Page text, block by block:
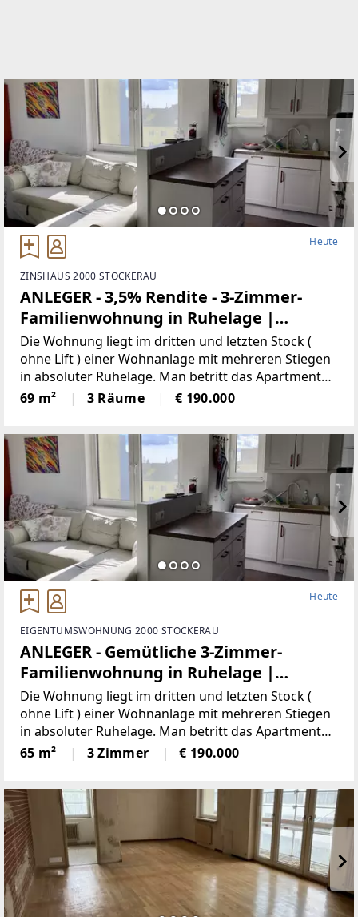
Heute
ZINSHAUS 2000 STOCKERAU
ANLEGER - 3,5% Rendite - 3-Zimmer-
Familienwohnung in Ruhelage |
Zellmann Immobilien
Die Wohnung liegt im dritten und letzten Stock (
ohne Lift ) einer Wohnanlage mit mehreren Stiegen
in absoluter Ruhelage. Man betritt das Apartment
und ist von der unglaublichen Helligkeit des Entrees
überrascht. Neben ansprechenden Naßräumen, ist
69 m² 3 Räume € 190.000
Heute
EIGENTUMSWOHNUNG 2000 STOCKERAU
ANLEGER - Gemütliche 3-Zimmer-
Familienwohnung in Ruhelage |
Zellmann Immobilien
Die Wohnung liegt im dritten und letzten Stock (
ohne Lift ) einer Wohnanlage mit mehreren Stiegen
in absoluter Ruhelage. Man betritt das Apartment
und ist von der unglaublichen Helligkeit des Entrees
überrascht. Neben ansprechenden Naßräumen, ist
65 m² 3 Zimmer € 190.000